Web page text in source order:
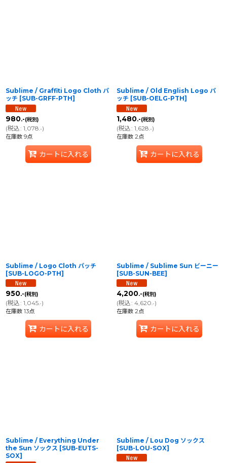
Sublime / Graffiti Logo Cloth パ
ッチ [SUB-GRFF-PTH]
980.-(税別)
(税込: 1,078.-)
在庫数 9点
カートに入れる
Sublime / Old English Logo パ
ッチ [SUB-OELG-PTH]
1,480.-(税別)
(税込: 1,628.-)
在庫数 2点
カートに入れる
Sublime / Logo Cloth パッチ
[SUB-LOGO-PTH]
950.-(税別)
(税込: 1,045.-)
在庫数 13点
カートに入れる
Sublime / Sublime Sun ビーニー
[SUB-SUN-BEE]
4,200.-(税別)
(税込: 4,620.-)
在庫数 2点
カートに入れる
Sublime / Everything Under
the Sun ソックス [SUB-EUTS-
SOX]
Sublime / Lou Dog ソックス
[SUB-LOU-SOX]